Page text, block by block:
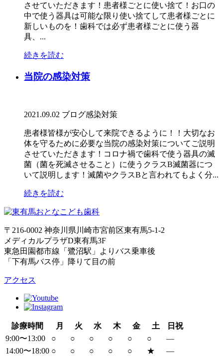
させていただきます！患者様ごとに使い捨て！お口の
中で使う器具は可能な限り使い捨てして患者様ごとに
新しいものを！歯科では必ず患者様ごとに使う器
具、...
続きを読む
当院の感染対策
2021.09.02 ブログ感染対策
患者様皆様が安心して来院できるように！！大切なお
体を守るために必要な当院の感染対策についてご説明
させていただきます！コロナ禍で歯科で使う器具の滅
菌（菌を死滅させること）に使うクラスB滅菌器につ
いて説明します！滅菌やクラスBと言われてもよく分...
続きを読む
〒216-0002 神奈川県川崎市宮前区東有馬5-1-2
メディカルプラザD東有馬3F
東急田園都市線「鷺沼駅」よりバス乗車後
「下有馬バス停」降りて目の前
アクセス
診療時間 月 火 水 木 金 土
日祝
9:00〜13:00
○ ○ ○ ○ ○ ○
―
14:00〜18:00 ○ ○ ○ ○ ○ ★ ―